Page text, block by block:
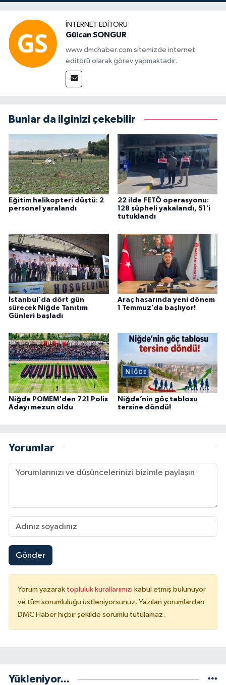
İNTERNET EDITÖRÜ
Gülcan SONGUR
www.dmchaber.com sitemizde internet
editörü olarak görev yapmaktadır.
Bunlar da ilginizi çekebilir
Eğitim helikopteri düştü: 2
personel yaralandı
22 ilde FETÖ operasyonu:
128 şüpheli yakalandı, 51'i
tutuklandı
İstanbul'da dört gün
sürecek Niğde Tanıtım
Günleri başladı
Araç hasarında yeni dönem
1 Temmuz’da başlıyor!
Niğde POMEM'den 721 Polis
Adayı mezun oldu
Niğde’nin göç tablosu
tersine döndü!
Yorumlar
Gönder
Yorum yazarak topluluk kurallarımızı kabul etmiş bulunuyor
ve tüm sorumluluğu üstleniyorsunuz. Yazılan yorumlardan
DMC Haber hiçbir şekilde sorumlu tutulamaz.
Yükleniyor...